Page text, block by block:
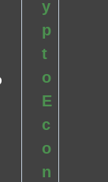
y
p
t
o
E
c
o
n